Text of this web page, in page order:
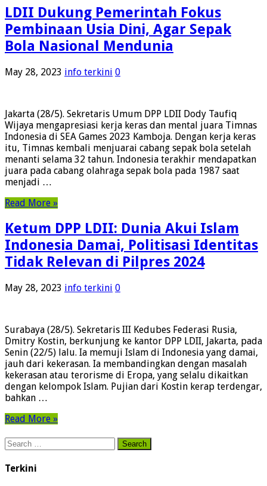
LDII Dukung Pemerintah Fokus
Pembinaan Usia Dini, Agar Sepak
Bola Nasional Mendunia
May 28, 2023 info terkini 0
Jakarta (28/5). Sekretaris Umum DPP LDII Dody Taufiq
Wijaya mengapresiasi kerja keras dan mental juara Timnas
Indonesia di SEA Games 2023 Kamboja. Dengan kerja keras
itu, Timnas kembali menjuarai cabang sepak bola setelah
menanti selama 32 tahun. Indonesia terakhir mendapatkan
juara pada cabang olahraga sepak bola pada 1987 saat
menjadi …
Read More »
Ketum DPP LDII: Dunia Akui Islam
Indonesia Damai, Politisasi Identitas
Tidak Relevan di Pilpres 2024
May 28, 2023 info terkini 0
Surabaya (28/5). Sekretaris III Kedubes Federasi Rusia,
Dmitry Kostin, berkunjung ke kantor DPP LDII, Jakarta, pada
Senin (22/5) lalu. Ia memuji Islam di Indonesia yang damai,
jauh dari kekerasan. Ia membandingkan dengan masalah
kekerasan atau terorisme di Eropa, yang selalu dikaitkan
dengan kelompok Islam. Pujian dari Kostin kerap terdengar,
bahkan …
Read More »
Search
for:
Terkini